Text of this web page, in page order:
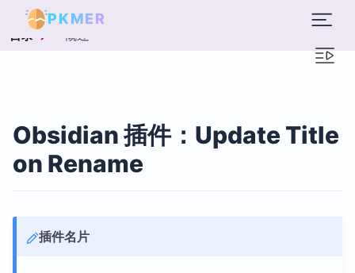
PKMER
目录 概述
Obsidian 插件：Update Title
on Rename
插件名片